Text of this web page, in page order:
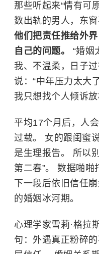
那些听起来“情有可
数出轨的男人，东
他们把责任推给外
自己的问题。 “婚姻
我、不温柔，日子
说：“中年压力太大
我只想找个人倾诉放
平均17个月后，人
过载。 女的跟闺蜜
是生理报告。 所以
第二春”。 数据啪
下一段后依旧信任
的婚姻冰河期。
心理学家雪莉·格拉
句：外遇真正粉碎